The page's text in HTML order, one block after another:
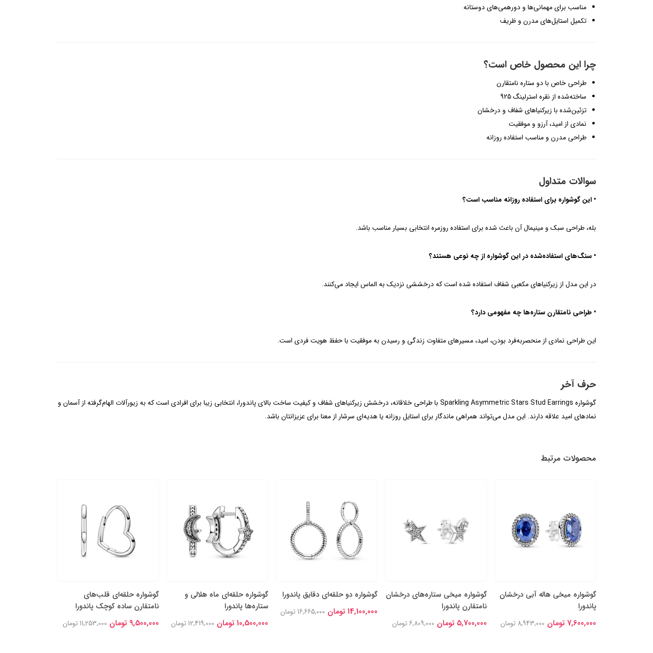
مناسب برای مهمانی‌ها و دورهمی‌های دوستانه
تکمیل استایل‌های مدرن و ظریف
چرا این محصول خاص است؟
طراحی خاص با دو ستاره نامتقارن
ساخته‌شده از نقره استرلینگ 925
تزئین‌شده با زیرکنیاهای شفاف و درخشان
نمادی از امید، آرزو و موفقیت
طراحی مدرن و مناسب استفاده روزانه
سوالات متداول
• این گوشواره برای استفاده روزانه مناسب است؟
بله، طراحی سبک و مینیمال آن باعث شده برای استفاده روزمره انتخابی بسیار مناسب باشد.
• سنگ‌های استفاده‌شده در این گوشواره از چه نوعی هستند؟
در این مدل از زیرکنیاهای مکعبی شفاف استفاده شده است که درخششی نزدیک به الماس ایجاد می‌کنند.
• طراحی نامتقارن ستاره‌ها چه مفهومی دارد؟
این طراحی نمادی از منحصربه‌فرد بودن، امید، مسیرهای متفاوت زندگی و رسیدن به موفقیت با حفظ هویت فردی است.
حرف آخر
گوشواره Sparkling Asymmetric Stars Stud Earrings با طراحی خلاقانه، درخشش زیرکنیاهای شفاف و کیفیت ساخت بالای پاندورا، انتخابی زیبا برای افرادی است که به زیورآلات الهام‌گرفته از آسمان و
نمادهای امید علاقه دارند. این مدل می‌تواند همراهی ماندگار برای استایل روزانه یا هدیه‌ای سرشار از معنا برای عزیزانتان باشد.
محصولات مرتبط
گوشواره میخی هاله آبی درخشان
پاندورا
7,600,000 تومان 8,943,000 تومان
گوشواره میخی ستاره‌های درخشان
نامتقارن پاندورا
5,700,000 تومان 6,809,000 تومان
گوشواره دو حلقه‌ای دقایق پاندورا
14,100,000 تومان 16,665,000 تومان
گوشواره حلقه‌ای ماه هلالی و
ستاره‌ها پاندورا
10,500,000 تومان 12,419,000 تومان
گوشواره حلقه‌ای قلب‌های
نامتقارن ساده کوچک پاندورا
9,500,000 تومان 11,253,000 تومان